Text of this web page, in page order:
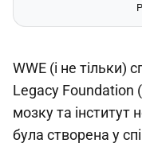
WWE (і не тільки)
Legacy Foundation
мозку та інститут
була створена у